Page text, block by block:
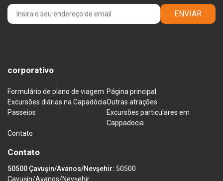
ENVIAR
corporativo
Formulário de plano de viagem Página principal
Excursões diárias na CapadóciaOutras atrações
Passeios
Excursões particulares em
Cappadocia
Contato
Contato
50500 Çavuşin/Avanos/Nevşehir: 50500
Çavuşin/Avanos/Nevşehir